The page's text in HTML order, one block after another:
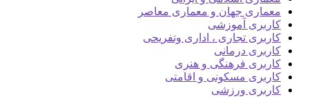
معماری جهان و معماری معاصر
کاربری آموزشی
کاربری تجاری ، اداری وتفریحی
کاربری درمانی
کاربری فرهنگی و هنری
کاربری مسکونی و اقامتی
کاربری ورزشی